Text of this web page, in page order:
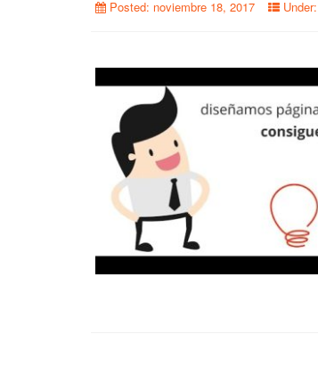
Posted: noviembre 18, 2017 Under: